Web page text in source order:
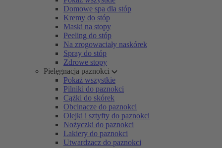
Domowe spa dla stóp
Kremy do stóp
Maski na stopy
Peeling do stóp
Na zrogowaciały naskórek
Spray do stóp
Zdrowe stopy
Pielęgnacja paznokci
Pokaż wszystkie
Pilniki do paznokci
Cążki do skórek
Obcinacze do paznokci
Olejki i sztyfty do paznokci
Nożyczki do paznokci
Lakiery do paznokci
Utwardzacz do paznokci